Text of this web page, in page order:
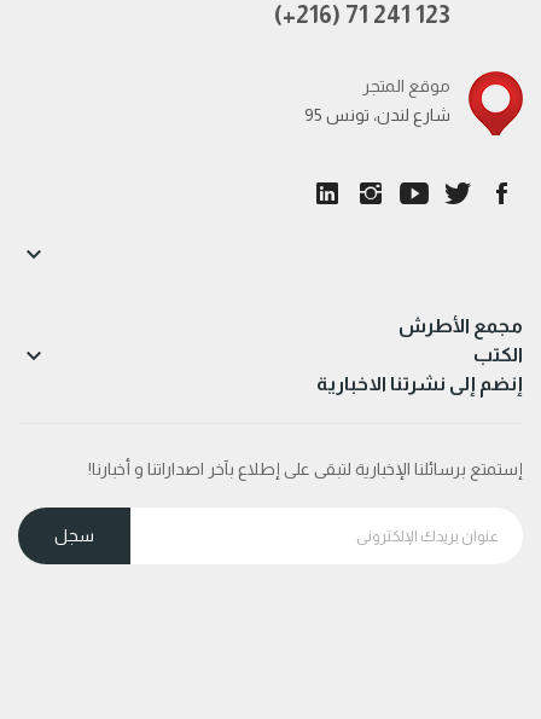
(+216) 71 241 123
موقع المتجر
95 شارع لندن، تونس
مجمع الأطرش

الكتب 
إنضم إلى نشرتنا الاخبارية
إستمتع برسائلنا الإخبارية لتبقى على إطلاع بآخر اصداراتنا و أخبارنا!